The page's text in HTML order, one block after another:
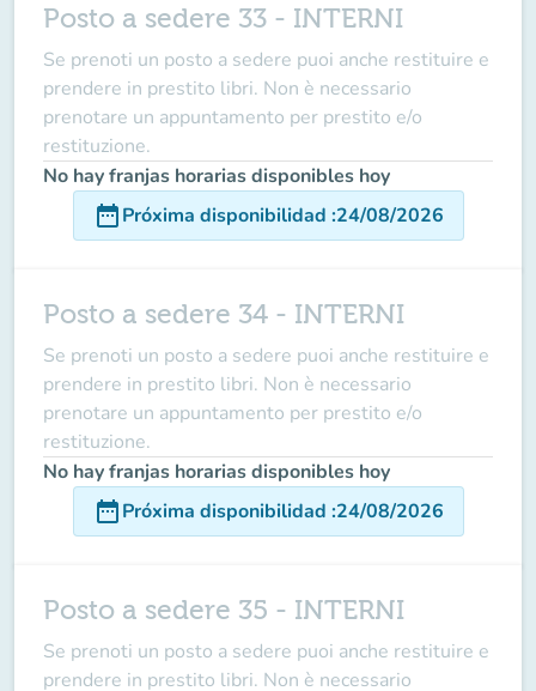
Posto a sedere 33 - INTERNI
Se prenoti un posto a sedere puoi anche restituire e
prendere in prestito libri. Non è necessario
prenotare un appuntamento per prestito e/o
restituzione.
No hay franjas horarias disponibles hoy
date_rangePróxima disponibilidad :24/08/2026
Posto a sedere 34 - INTERNI
Se prenoti un posto a sedere puoi anche restituire e
prendere in prestito libri. Non è necessario
prenotare un appuntamento per prestito e/o
restituzione.
No hay franjas horarias disponibles hoy
date_rangePróxima disponibilidad :24/08/2026
Posto a sedere 35 - INTERNI
Se prenoti un posto a sedere puoi anche restituire e
prendere in prestito libri. Non è necessario